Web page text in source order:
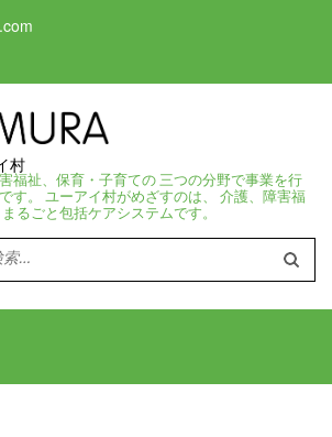
村
福祉、保育・子育ての 三つの分野で事業を行
す。 ユーアイ村がめざすのは、 介護、障害福
るごと包括ケアシステムです。